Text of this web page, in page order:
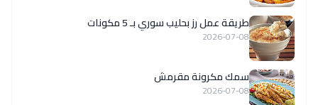
طريقة عمل رز بحليب سوري بـ 5 مكونات
2026-07-08
سمك مكرونة مقرمش
2026-07-08